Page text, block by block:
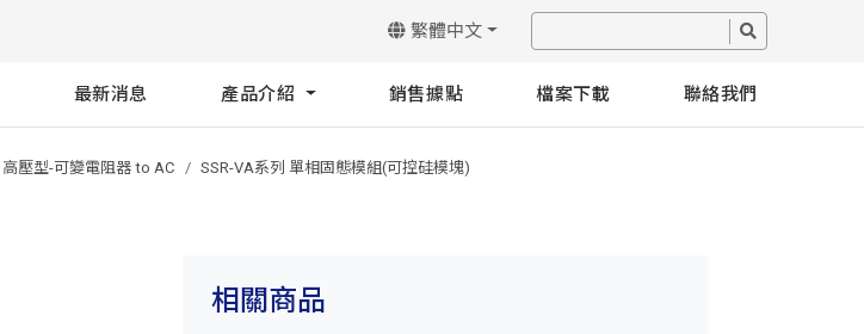
繁體中文
最新消息 產品介紹 銷售據點 檔案下載 聯絡我們
高壓型-可變電阻器 to AC SSR-VA系列 單相固態模組(可控硅模塊)
相關商品